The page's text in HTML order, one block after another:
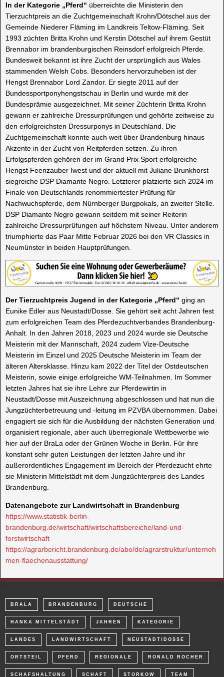
In der Kategorie „Pferd“ überreichte die Ministerin den
Tierzuchtpreis an die Zuchtgemeinschaft Krohn/Dötschel aus der
Gemeinde Niederer Fläming im Landkreis Teltow-Fläming. Seit
1993 züchten Britta Krohn und Kerstin Dötschel auf ihrem Gestüt
Brennabor im brandenburgischen Reinsdorf erfolgreich Pferde.
Bundesweit bekannt ist ihre Zucht der ursprünglich aus Wales
stammenden Welsh Cobs. Besonders hervorzuheben ist der
Hengst Brennabor Lord Zandor. Er siegte 2011 auf der
Bundessportponyhengstschau in Berlin und wurde mit der
Bundesprämie ausgezeichnet. Mit seiner Züchterin Britta Krohn
gewann er zahlreiche Dressurprüfungen und gehörte zeitweise zu
den erfolgreichsten Dressurponys in Deutschland. Die
Zuchtgemeinschaft konnte auch weit über Brandenburg hinaus
Akzente in der Zucht von Reitpferden setzen. Zu ihren
Erfolgspferden gehören der im Grand Prix Sport erfolgreiche
Hengst Feenzauber Iwest und der aktuell mit Juliane Brunkhorst
siegreiche DSP Diamante Negro. Letzterer platzierte sich 2024 im
Finale von Deutschlands renommiertester Prüfung für
Nachwuchspferde, dem Nürnberger Burgpokals, an zweiter Stelle.
DSP Diamante Negro gewann seitdem mit seiner Reiterin
zahlreiche Dressurprüfungen auf höchstem Niveau. Unter anderem
triumphierte das Paar Mitte Februar 2026 bei den VR Classics in
Neumünster in beiden Hauptprüfungen.
Der Tierzuchtpreis Jugend in der Kategorie „Pferd“ ging an
Eunike Edler aus Neustadt/Dosse. Sie gehört seit acht Jahren fest
zum erfolgreichen Team des Pferdezuchtverbandes Brandenburg-
Anhalt. In den Jahren 2018, 2023 und 2024 wurde sie Deutsche
Meisterin mit der Mannschaft, 2024 zudem Vize-Deutsche
Meisterin im Einzel und 2025 Deutsche Meisterin im Team der
älteren Altersklasse. Hinzu kam 2022 der Titel der Ostdeutschen
Meisterin, sowie einige erfolgreiche WM-Teilnahmen. Im Sommer
letzten Jahres hat sie ihre Lehre zur Pferdewirtin in
Neustadt/Dosse mit Auszeichnung abgeschlossen und hat nun die
Jungzüchterbetreuung und -leitung im PZVBA übernommen. Dabei
engagiert sie sich für die Ausbildung der nächsten Generation und
organisiert regionale, aber auch überregionale Wettbewerbe wie
hier auf der BraLa oder der Grünen Woche in Berlin. Für ihre
konstant sehr guten Leistungen der letzten Jahre und ihr
außerordentliches Engagement im Bereich der Pferdezucht ehrte
sie Ministerin Mittelstädt mit dem Jungzüchterpreis des Landes
Brandenburg.
Datenangebote zur Landwirtschaft in Brandenburg
https://www.statistik-berlin-
brandenburg.de/wirtschaft/wirtschaftsbereiche/land-und-
forstwirtschaft
https://agrarbericht.brandenburg.de/abo/de/agrarstruktur/unterneh
men-flaechenausstattung/
BRALA BRANDENBURG DEUTSCHE
HANKA MITTELSTÄDT JAHREN KATEGORIE
LANDES LANDWIRTSCHAFT NEUSTADT/DOSSE
ORTSTEIL PFERD REGIONALE RONALD ROCHER
SCHAFSHALTUNG SCHAFT STORKOW TEAM